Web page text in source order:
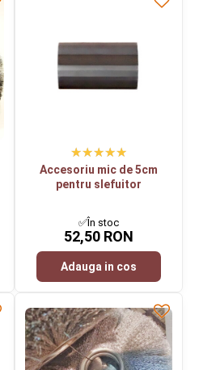
Accesoriu mic de 5cm
pentru slefuitor
✅În stoc
52,50 RON
Adauga in cos